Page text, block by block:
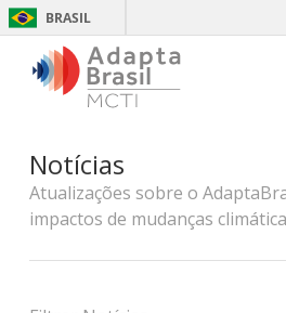
BRASIL
Notícias
Atualizações sobre o
impactos de mudanças